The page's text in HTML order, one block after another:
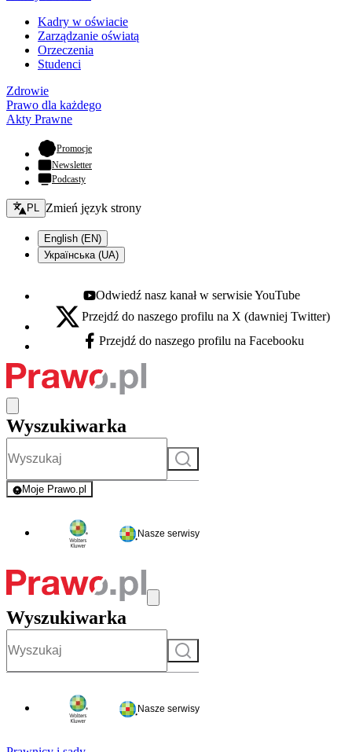
Kadry w oświacie
Zarządzanie oświatą
Orzeczenia
Studenci
Zdrowie
Prawo dla każdego
Akty Prawne
Promocje- otwiera się w nowej karcie
Newsletter
Podcasty
Zmień język - bieżący:
PL Zmień język strony
English (EN)
Українська (UA)
Youtube - otwiera się w nowej karcie
Odwiedź nasz kanał w serwisie YouTube
X - otwiera się w nowej karcie
Przejdź do naszego profilu na X (dawniej Twitter)
Facebook - otwiera się w nowej karcie
Przejdź do naszego profilu na Facebooku
Wyszukiwarka
Szukaj
Moje Prawo.pl
- rejestracja i logowanie do serwisu
Nasze serwisy
Wyszukiwarka
Szukaj
Nasze serwisy